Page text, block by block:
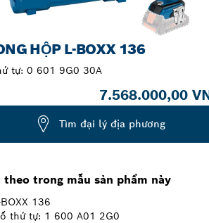
HỘP L-BOXX 136
tự: 0 601 9G0 30A
7.568.000,00
Tìm đại lý địa phương
theo trong mẫu sản phẩm này
BOXX 136
thứ tự: 1 600 A01 2G0